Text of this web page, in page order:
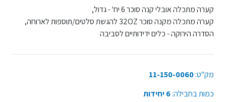
קערה מתכלה אובלי קנה סוכר 6 יח' - גדול,
קערה מתכלה מקנה סוכר 32OZ להגשת סלטים/תוספות לארוחה,
הסדרה הירוקה - כלים ידידותיים לסביבה
מק"ט:11-150-0060
כמות בחבילה:6 יחידות